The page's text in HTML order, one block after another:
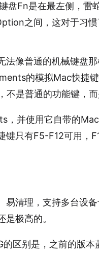
盘Fn是在最左侧，雷
之间，这对于习惯
法像普通的机械键盘
的模拟Mac快捷
是普通的功能键，而
，并使用它自带的
只有F5-F12可用，
易清理，支持多台设
极高的。
区别是，之前的版